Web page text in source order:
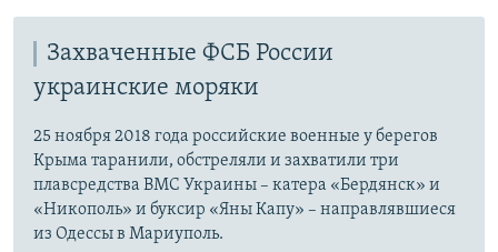
Захваченные ФСБ России
украинские моряки
25 ноября 2018 года российские военные у берегов
Крыма таранили, обстреляли и захватили три
плавсредства ВМС Украины – катера «Бердянск» и
«Никополь» и буксир «Яны Капу» – направлявшиеся
из Одессы в Мариуполь.